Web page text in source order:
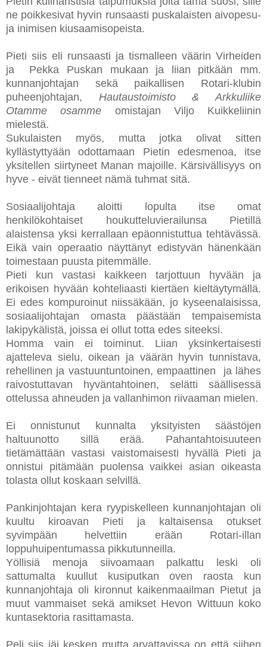
ne poikkesivat hyvin runsaasti puskalaisten aivopesu-
ja inimisen kiusaamisopeista.
Pieti siis eli runsaasti ja tismalleen väärin Virheiden
ja Pekka Puskan mukaan ja liian pitkään mm.
kunnanjohtajan sekä paikallisen Rotari-klubin
puheenjohtajan, Hautaustoimisto & Arkkuliike
Otamme osamme omistajan Viljo Kuikkeliinin
mielestä.
Sukulaisten myös, mutta jotka olivat sitten
kyllästyttyään odottamaan Pietin edesmenoa, itse
yksitellen siirtyneet Manan majoille. Kärsivällisyys on
hyve - eivät tienneet nämä tuhmat sitä.
Sosiaalijohtaja aloitti lopulta itse omat
henkilökohtaiset houkutteluvierailunsa Pietillä
alaistensa yksi kerrallaan epäonnistuttua tehtävässä.
Eikä vain operaatio näyttänyt edistyvän hänenkään
toimestaan puusta pitemmälle.
Pieti kun vastasi kaikkeen tarjottuun hyvään ja
erikoisen hyvään kohteliaasti kiertäen kieltäytymällä.
Ei edes kompuroinut niissäkään, jo kyseenalaisissa,
sosiaalijohtajan omasta päästään tempaisemista
lakipykälistä, joissa ei ollut totta edes siteeksi.
Homma vain ei toiminut. Liian yksinkertaisesti
ajatteleva sielu, oikean ja väärän hyvin tunnistava,
rehellinen ja vastuuntuntoinen, empaattinen ja lähes
raivostuttavan hyväntahtoinen, selätti säällisessä
ottelussa ahneuden ja vallanhimon riivaaman mielen.
Ei onnistunut kunnalta yksityisten säästöjen
haltuunotto sillä erää. Pahantahtoisuuteen
tietämättään vastasi vaistomaisesti hyvällä Pieti ja
onnistui pitämään puolensa vaikkei asian oikeasta
tolasta ollut koskaan selvillä.
Pankinjohtajan kera ryypiskelleen kunnanjohtajan oli
kuultu kiroavan Pieti ja kaltaisensa otukset
syvimpään helvettiin erään Rotari-illan
loppuhuipentumassa pikkutunneilla.
Yöllisiä menoja siivoamaan palkattu leski oli
sattumalta kuullut kusiputkan oven raosta kun
kunnanjohtaja oli kironnut kaikenmaailman Pietut ja
muut vammaiset sekä amikset Hevon Wittuun koko
kuntasektoria rasittamasta.